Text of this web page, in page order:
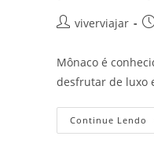
Autor
post:
viverviajar
Mônaco é
desfrutar de luxo
Continue Lendo